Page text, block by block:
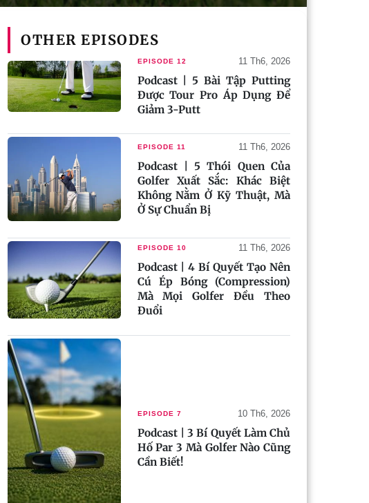
OTHER EPISODES
EPISODE 12 11 Th6, 2026
Podcast | 5 Bài Tập Putting
Được Tour Pro Áp Dụng Để
Giảm 3-Putt
EPISODE 11 11 Th6, 2026
Podcast | 5 Thói Quen Của
Golfer Xuất Sắc: Khác Biệt
Không Nằm Ở Kỹ Thuật, Mà
Ở Sự Chuẩn Bị
EPISODE 10 11 Th6, 2026
Podcast | 4 Bí Quyết Tạo Nên
Cú Ép Bóng (Compression)
Mà Mọi Golfer Đều Theo
Đuổi
EPISODE 7 10 Th6, 2026
Podcast | 3 Bí Quyết Làm Chủ
Hố Par 3 Mà Golfer Nào Cũng
Cần Biết!